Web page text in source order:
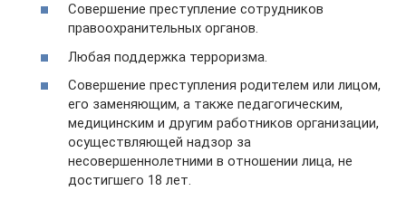
Совершение преступление сотрудников
правоохранительных органов.
Любая поддержка терроризма.
Совершение преступления родителем или лицом,
его заменяющим, а также педагогическим,
медицинским и другим работников организации,
осуществляющей надзор за
несовершеннолетними в отношении лица, не
достигшего 18 лет.